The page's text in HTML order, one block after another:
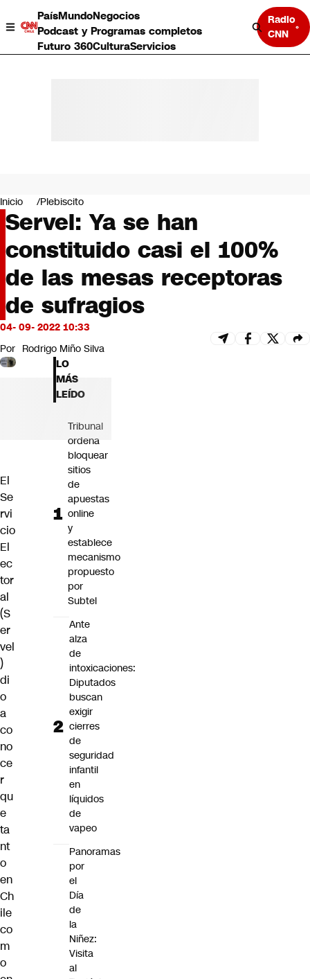
PaísMundoNegocios
Podcast y Programas completos
Futuro 360CulturaServicios
Radio
CNN
Negocios
Deportes
Programas completos
Cultura
Servicios
Bits
CNN tiempo
Futuro 360
Inicio Plebiscito
Servel: Ya se han
constituido casi el 100%
de las mesas receptoras
de sufragios
04- 09- 2022 10:33
Por Rodrigo Miño Silva
El
Se
rvi
cio
El
ec
tor
al
(S
er
vel
)
di
o
a
co
no
ce
r
qu
e
ta
nt
o
en
Ch
ile
co
m
o
LO
MÁS
LEÍDO
Tribunal
ordena
bloquear
sitios
de
apuestas
online
y
establece
mecanismo
propuesto
por
Subtel
Ante
alza
de
intoxicaciones:
Diputados
buscan
exigir
cierres
de
seguridad
infantil
en
líquidos
de
vapeo
Panoramas
por
el
Día
de
la
Niñez:
Visita
al